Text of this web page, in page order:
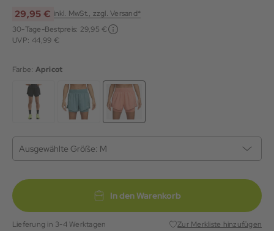
29,95 € inkl. MwSt., zzgl. Versand*
30-Tage-Bestpreis: 29,95 €
UVP: 44,99 €
Farbe: Apricot
Ausgewählte Größe: M
In den Warenkorb
Lieferung in 3-4 Werktagen Zur Merkliste hinzufügen